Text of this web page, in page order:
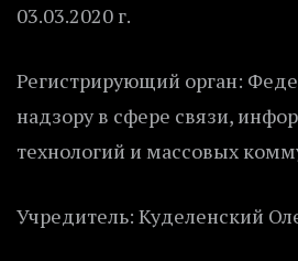
03.03.2020 г.
Регистрирующий орган:
надзору в сфере связи,
технологий и массовых
Учредитель: Куделенский